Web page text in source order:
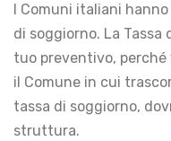
I Comuni italiani
di soggiorno. La Tassa
tuo preventivo, perché
il Comune in cui
tassa di soggiorno,
struttura.